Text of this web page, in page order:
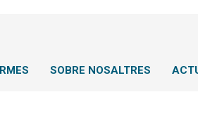
SOBRE NOSALTRES